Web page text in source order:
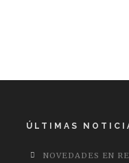
ÚLTIMAS
NOVEDADES EN